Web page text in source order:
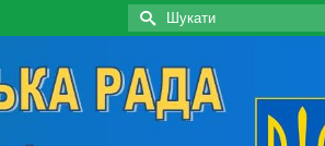
Search
for: